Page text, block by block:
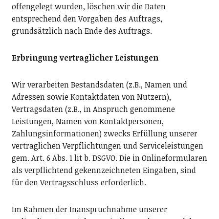
offengelegt wurden, löschen wir die Daten
entsprechend den Vorgaben des Auftrags,
grundsätzlich nach Ende des Auftrags.
Erbringung vertraglicher Leistungen
Wir verarbeiten Bestandsdaten (z.B., Namen und
Adressen sowie Kontaktdaten von Nutzern),
Vertragsdaten (z.B., in Anspruch genommene
Leistungen, Namen von Kontaktpersonen,
Zahlungsinformationen) zwecks Erfüllung unserer
vertraglichen Verpflichtungen und Serviceleistungen
gem. Art. 6 Abs. 1 lit b. DSGVO. Die in Onlineformularen
als verpflichtend gekennzeichneten Eingaben, sind
für den Vertragsschluss erforderlich.
Im Rahmen der Inanspruchnahme unserer